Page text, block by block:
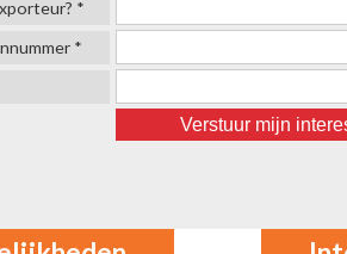
*
*